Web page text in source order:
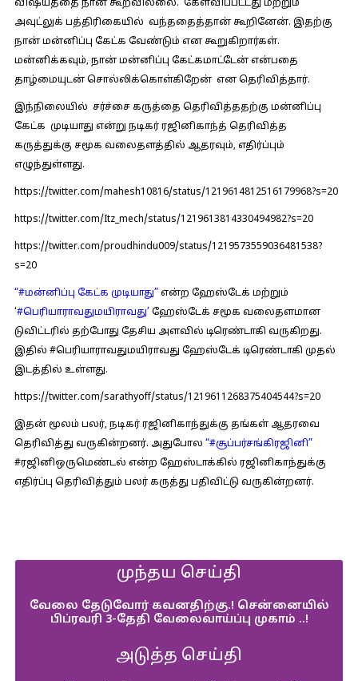
விஷயத்தை நான் கூறவில்லை. கேள்விப்பட்டது மற்றும்
அவுட்லுக் பத்திரிகையில் வந்ததைத்தான் கூறினேன். இதற்கு
நான் மன்னிப்பு கேட்க வேண்டும் என கூறுகிறார்கள்.
மன்னிக்கவும், நான் மன்னிப்பு கேட்கமாட்டேன் என்பதை
தாழ்மையுடன் சொல்லிக்கொள்கிறேன் என தெரிவித்தார்.
இந்நிலையில் சர்ச்சை கருத்தை தெரிவித்ததற்கு மன்னிப்பு
கேட்க முடியாது என்று நடிகர் ரஜினிகாந்த் தெரிவித்த
கருத்துக்கு சமூக வலைதளத்தில் ஆதரவும், எதிர்ப்பும்
எழுந்துள்ளது.
https://twitter.com/mahesh10816/status/1219614812516179968?s=20
https://twitter.com/Itz_mech/status/1219613814330494982?s=20
https://twitter.com/proudhindu009/status/1219573559036481538?
s=20
“#மன்னிப்பு கேட்க முடியாது” என்ற ஹேஸ்டேக் மற்றும்
‘#பெரியாராவதுமயிராவது’ ஹேஸ்டேக் சமூக வலைதளமான
டுவிட்டரில் தற்போது தேசிய அளவில் டிரெண்டாகி வருகிறது.
இதில் #பெரியாராவதுமயிராவது ஹேஸ்டேக் டிரெண்டாகி முதல்
இடத்தில் உள்ளது.
https://twitter.com/sarathyoff/status/1219611268375404544?s=20
இதன் மூலம் பலர், நடிகர் ரஜினிகாந்துக்கு தங்கள் ஆதரவை
தெரிவித்து வருகின்றனர். அதுபோல “#சூப்பர்சங்கிரஜினி”
#ரஜினிஒருமெண்டல் என்ற ஹேஸ்டாக்கில் ரஜினிகாந்துக்கு
எதிர்ப்பு தெரிவித்தும் பலர் கருத்து பதிவிட்டு வருகின்றனர்.
முந்தய செய்தி
வேலை தேடுவோர் கவனதிற்கு.! சென்னையில்
பிப்ரவரி 3-தேதி வேலைவாய்ப்பு முகாம் ..!
அடுத்த செய்தி